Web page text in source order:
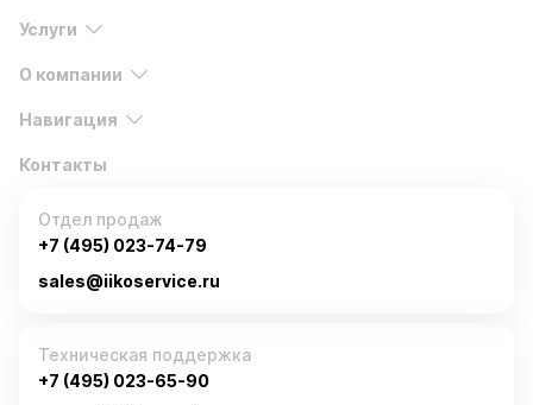
Услуги
О компании
Навигация
Контакты
Отдел продаж
+7 (495) 023-74-79
sales@iikoservice.ru
Техническая поддержка
+7 (495) 023-65-90